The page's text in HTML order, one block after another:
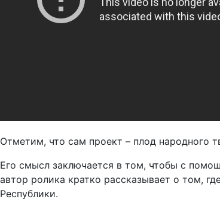
Отметим, что сам проект – плод народного
Его смысл заключается в том, чтобы с
автор ролика кратко рассказывает о том,
Республики.